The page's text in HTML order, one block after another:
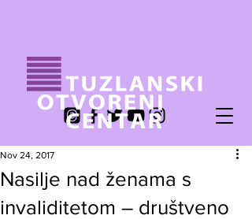
Nasilje nad ženama s
invaliditetom – društveno
Nov 24, 2017